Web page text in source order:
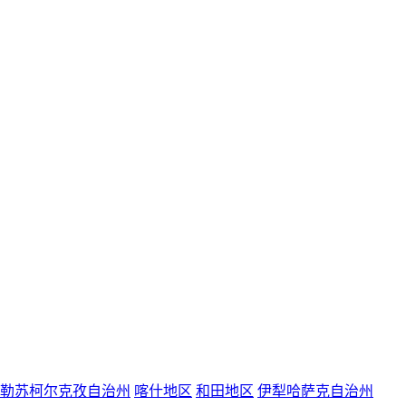
苏柯尔克孜自治州 喀什地区 和田地区 伊犁哈萨克自治州